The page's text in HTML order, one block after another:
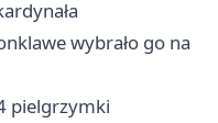
wybrało go na
pielgrzymki